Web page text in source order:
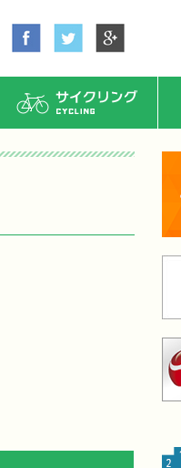
サイクリング